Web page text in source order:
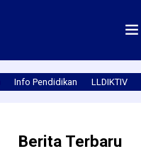
Info Pendidikan LLDIKTIV
Berita Terbaru